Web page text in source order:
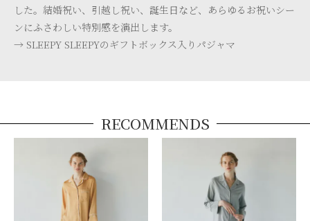
した。結婚祝い、引越し祝い、誕生日など、あらゆるお祝いシー
ンにふさわしい特別感を演出します。
→ SLEEPY SLEEPYのギフトボックス入りパジャマ
RECOMMENDS